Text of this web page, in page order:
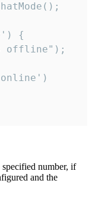
{
offline");
number, if
and the